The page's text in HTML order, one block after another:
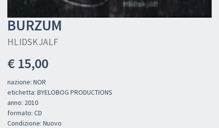
BURZUM
HLIDSKJALF
€ 15,00
nazione: NOR
etichetta: BYELOBOG PRODUCTIONS
anno: 2010
formato: CD
Condizione: Nuovo